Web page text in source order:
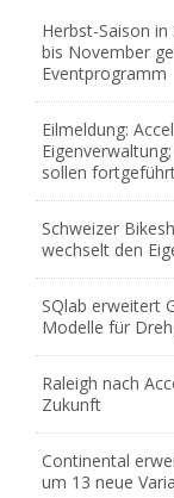
Herbst-Saison
bis November
Eventprogramm
Eilmeldung:
sollen
Schweizer
wechselt den
SQlab erweitert
Modelle für
Raleigh nach
Zukunft
Continental
um 13 neue